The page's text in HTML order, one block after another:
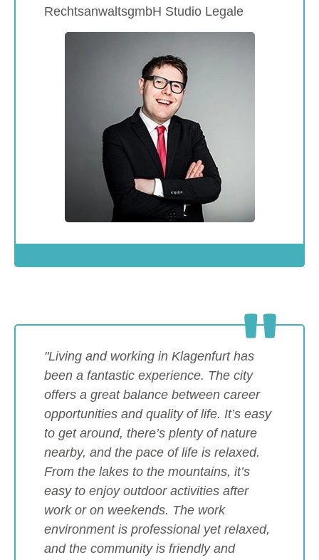
RechtsanwaltsgmbH Studio Legale
Show larger version
"Living and working in Klagenfurt has
been a fantastic experience. The city
offers a great balance between career
opportunities and quality of life. It’s easy
to get around, there’s plenty of nature
nearby, and the pace of life is relaxed.
From the lakes to the mountains, it’s
easy to enjoy outdoor activities after
work or on weekends. The work
environment is professional yet relaxed,
and the community is friendly and